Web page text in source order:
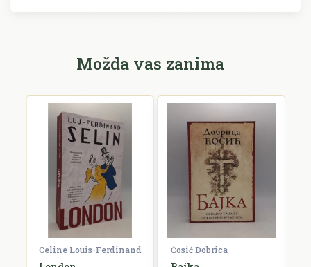
Možda vas zanima
Celine Louis-Ferdinand Ćosić Dobrica